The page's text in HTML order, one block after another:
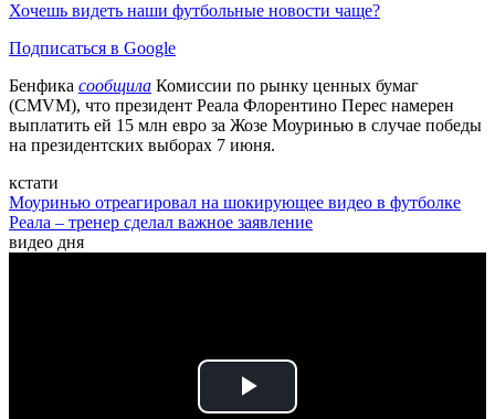
Хочешь видеть наши футбольные новости чаще?
Подписаться в Google
Бенфика сообщила Комиссии по рынку ценных бумаг
(CMVM), что президент Реала Флорентино Перес намерен
выплатить ей 15 млн евро за Жозе Моуринью в случае победы
на президентских выборах 7 июня.
кстати
Моуринью отреагировал на шокирующее видео в футболке
Реала – тренер сделал важное заявление
видео дня
Play